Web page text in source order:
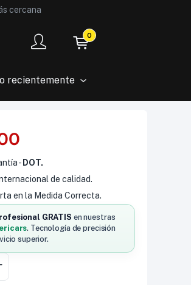
cercana
0
recientemente
- DOT.
de calidad.
en la Medida Correcta.
GRATIS en nuestras
. Tecnología de precisión
superior.